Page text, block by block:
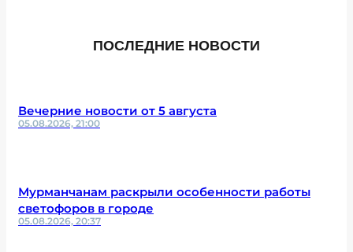
ПОСЛЕДНИЕ НОВОСТИ
Вечерние новости от 5 августа
05.08.2026, 21:00
Мурманчанам раскрыли особенности работы
светофоров в городе
05.08.2026, 20:37